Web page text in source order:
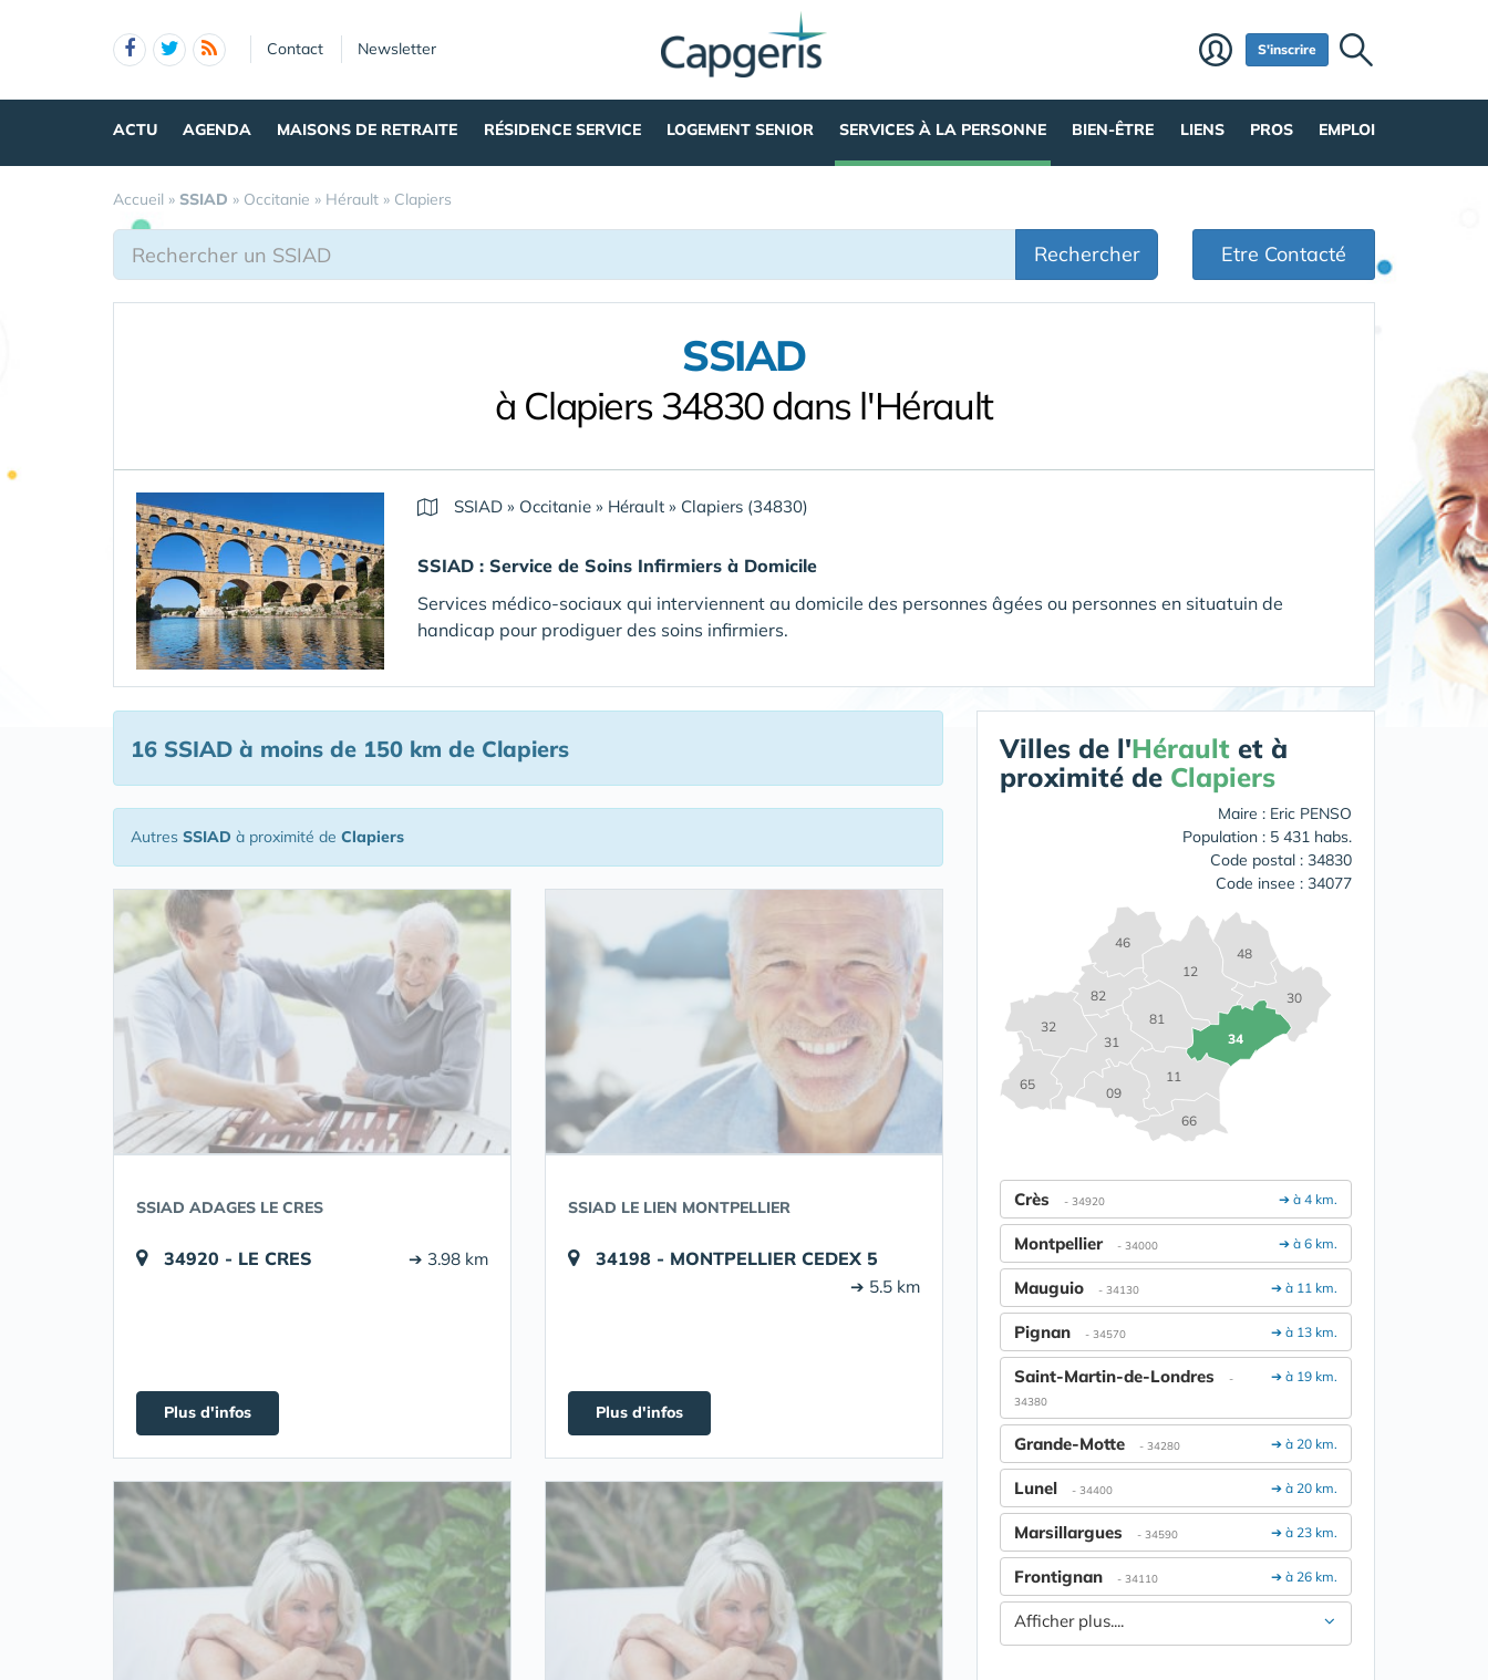
Contact Newsletter S'inscrire
ACTU AGENDA MAISONS DE RETRAITE RÉSIDENCE SERVICE LOGEMENT SENIOR SERVICES À LA PERSONNE BIEN-ÊTRE LIENS PROS EMPLOI
Accueil » SSIAD » Occitanie » Hérault » Clapiers
Rechercher Etre Contacté
SSIAD
à Clapiers 34830 dans l'Hérault
SSIAD » Occitanie » Hérault » Clapiers (34830)
SSIAD : Service de Soins Infirmiers à Domicile
Services médico-sociaux qui interviennent au domicile des personnes âgées ou personnes en situatuin de
handicap pour prodiguer des soins infirmiers.
16 SSIAD à moins de 150 km de Clapiers
Autres SSIAD à proximité de Clapiers
SSIAD ADAGES LE CRES
34920 - LE CRES ➔ 3.98 km
Plus d'infos
SSIAD LE LIEN MONTPELLIER
34198 - MONTPELLIER CEDEX 5
➔ 5.5 km
Plus d'infos
Villes de l'Hérault et à
proximité de Clapiers
Maire : Eric PENSO
Population : 5 431 habs.
Code postal : 34830
Code insee : 34077
09
11
12
30
31
32
34
46
48
65
66
81
82
➔ à 4 km.
Crès - 34920
➔ à 6 km.
Montpellier - 34000
➔ à 11 km.
Mauguio - 34130
➔ à 13 km.
Pignan - 34570
➔ à 19 km.
Saint-Martin-de-Londres
-
34380
➔ à 20 km.
Grande-Motte - 34280
➔ à 20 km.
Lunel - 34400
➔ à 23 km.
Marsillargues - 34590
➔ à 26 km.
Frontignan - 34110
Afficher plus....